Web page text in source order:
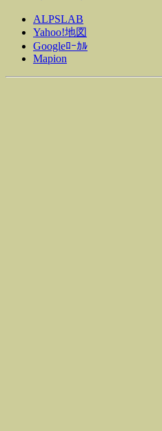
ALPSLAB
Yahoo!地図
Googleﾛｰｶﾙ
Mapion